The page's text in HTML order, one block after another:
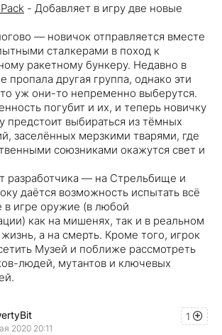
- Добавляет в игру две новые
— новичок отправляется вместе
сталкерами в поход к
ракетному бункеру. Недавно в
пропала другая группа, однако эти
уж они-то непременно выберутся.
погубит и их, и теперь новичку
предстоит выбираться из тёмных
заселённых мерзкими тварями, где
союзниками окажутся свет и
разработчика — на Стрельбище и
даётся возможность испытать всё
в игре оружие (в любой
как на мишенях, так и в реальном
а на смерть. Кроме того, игрок
Музей и поближе рассмотреть
людей, мутантов и ключевых
1
2020 20:11